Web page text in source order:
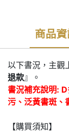
商品
以下書況，主觀
退款』。
書況補充說明:
污、泛黃書斑、
【購買須知】